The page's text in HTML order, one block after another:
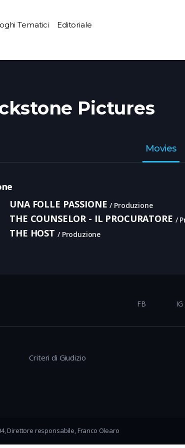
Tematici Editoriale
Pictures
Movies
UNA FOLLE PASSIONE Produzione
THE COUNSELOR - IL PROCURATORE
THE HOST Produzione
FB IG
Criteri di Giudizio
Direttore responsabile, Franco Olearo